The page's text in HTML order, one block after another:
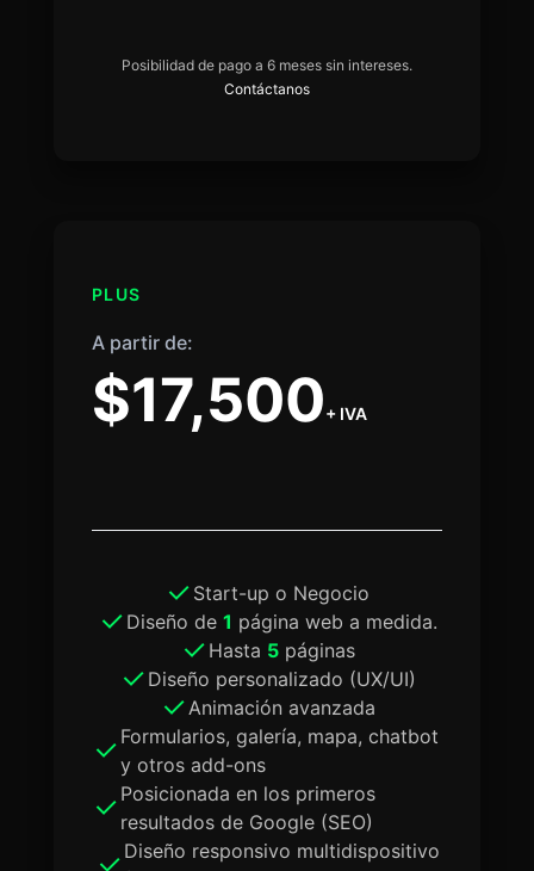
Posibilidad de pago a 6 meses sin intereses.
Contáctanos
PLUS
A partir de:
$17,500+ IVA
Start-up o Negocio
Diseño de 1 página web a medida.
Hasta 5páginas
Diseño personalizado (UX/UI)
Animación avanzada
Formularios, galería, mapa, chatbot
y otros add-ons
Posicionada en los primeros
resultados de Google (SEO)
Diseño responsivo multidispositivo